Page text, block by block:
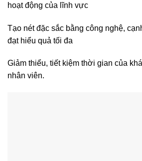
hoạt động của lĩnh vực
Tạo nét đặc sắc bằng công nghệ,
đạt hiểu quả tối đa
Giảm thiểu, tiết kiệm thời gian của
nhân viên.